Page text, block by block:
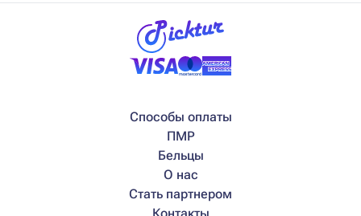
Способы оплаты
ПМР
Бельцы
О нас
Стать партнером